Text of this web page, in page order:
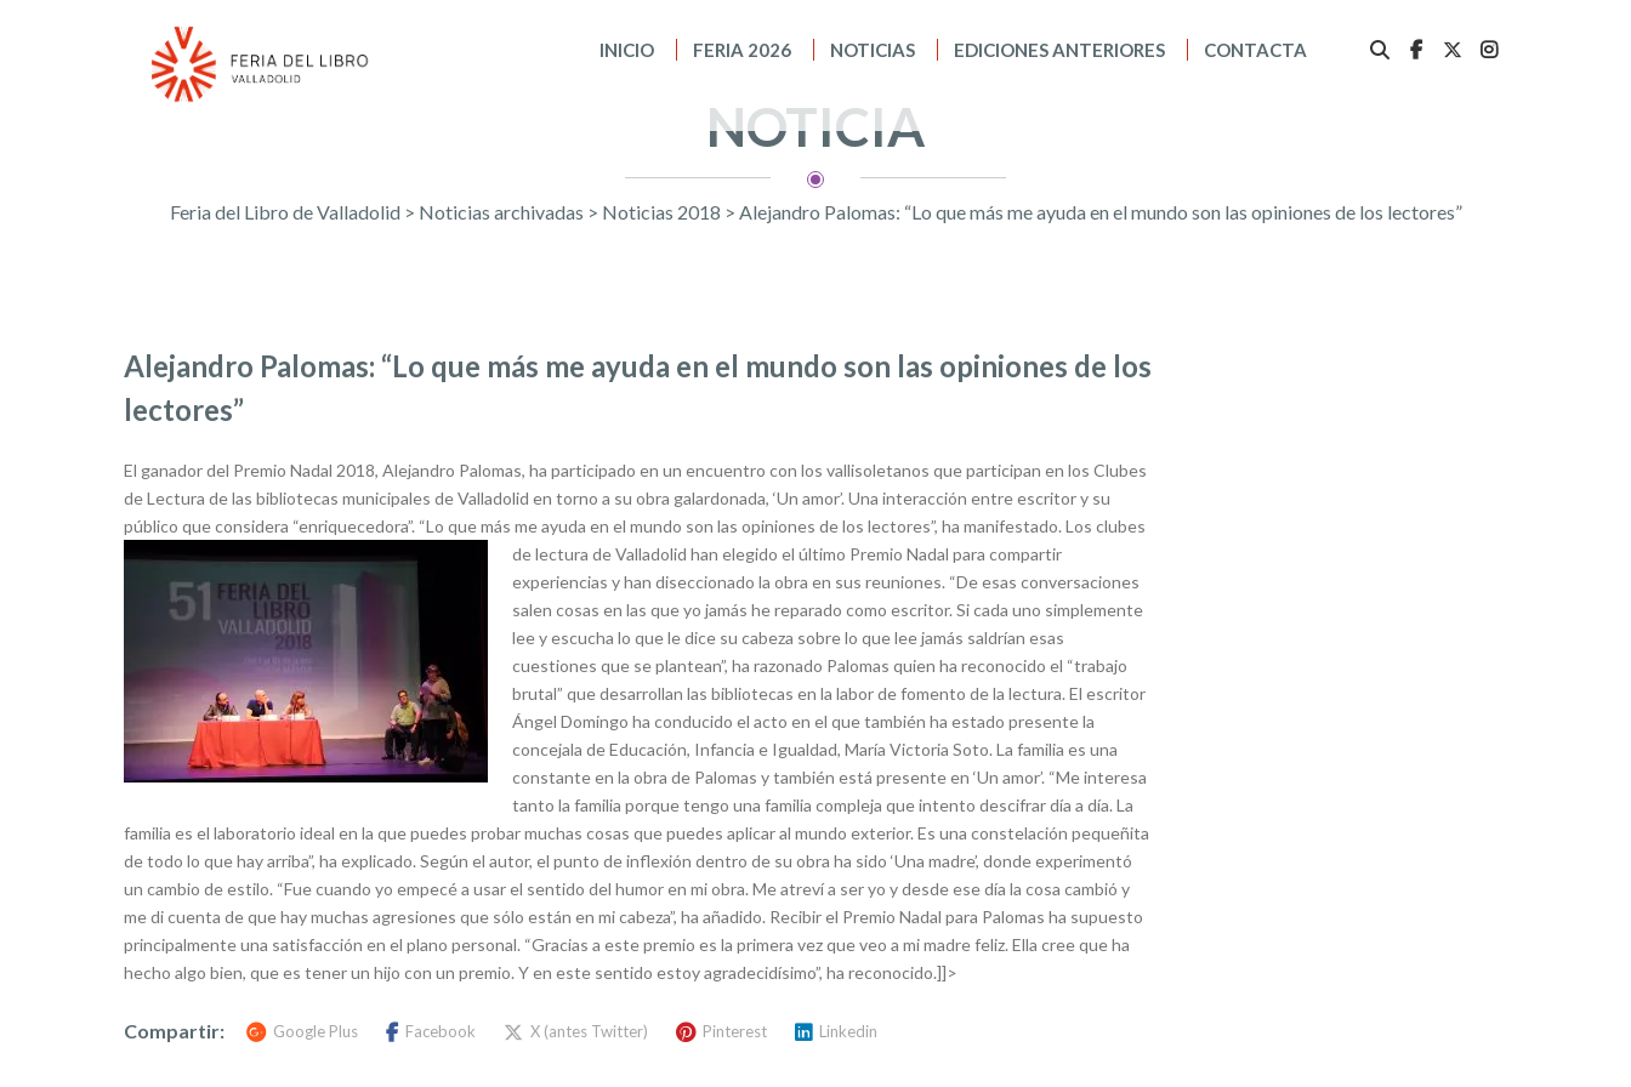
INICIO FERIA 2026 NOTICIAS EDICIONES ANTERIORES CONTACTA
NOTICIA
Feria del Libro de Valladolid > Noticias archivadas > Noticias 2018 > Alejandro Palomas: “Lo que más me ayuda en el mundo son las opiniones de los lectores”
Alejandro Palomas: “Lo que más me ayuda en el mundo son las opiniones de los
lectores”
El ganador del Premio Nadal 2018, Alejandro Palomas, ha participado en un encuentro con los vallisoletanos que participan en los Clubes
de Lectura de las bibliotecas municipales de Valladolid en torno a su obra galardonada, ‘Un amor’. Una interacción entre escritor y su
público que considera “enriquecedora”. “Lo que más me ayuda en el mundo son las opiniones de los lectores”, ha manifestado. Los clubes
de lectura de Valladolid han elegido el último Premio Nadal para compartir
experiencias y han diseccionado la obra en sus reuniones. “De esas conversaciones
salen cosas en las que yo jamás he reparado como escritor. Si cada uno simplemente
lee y escucha lo que le dice su cabeza sobre lo que lee jamás saldrían esas
cuestiones que se plantean”, ha razonado Palomas quien ha reconocido el “trabajo
brutal” que desarrollan las bibliotecas en la labor de fomento de la lectura. El escritor
Ángel Domingo ha conducido el acto en el que también ha estado presente la
concejala de Educación, Infancia e Igualdad, María Victoria Soto. La familia es una
constante en la obra de Palomas y también está presente en ‘Un amor’. “Me interesa
tanto la familia porque tengo una familia compleja que intento descifrar día a día. La
familia es el laboratorio ideal en la que puedes probar muchas cosas que puedes aplicar al mundo exterior. Es una constelación pequeñita
de todo lo que hay arriba”, ha explicado. Según el autor, el punto de inflexión dentro de su obra ha sido ‘Una madre’, donde experimentó
un cambio de estilo. “Fue cuando yo empecé a usar el sentido del humor en mi obra. Me atreví a ser yo y desde ese día la cosa cambió y
me di cuenta de que hay muchas agresiones que sólo están en mi cabeza”, ha añadido. Recibir el Premio Nadal para Palomas ha supuesto
principalmente una satisfacción en el plano personal. “Gracias a este premio es la primera vez que veo a mi madre feliz. Ella cree que ha
hecho algo bien, que es tener un hijo con un premio. Y en este sentido estoy agradecidísimo”, ha reconocido.]]>
Compartir: Google Plus Facebook X (antes Twitter) Pinterest Linkedin